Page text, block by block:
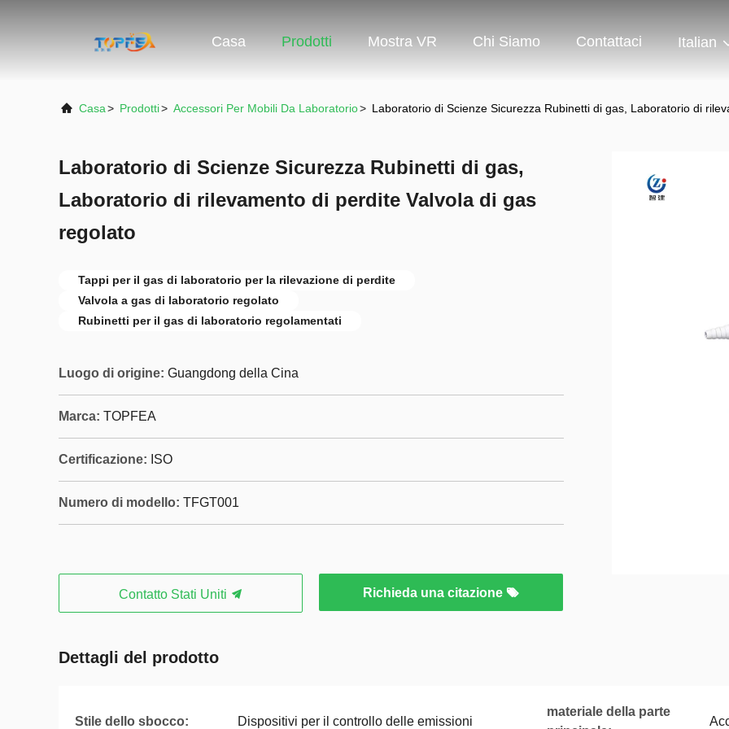
Casa Prodotti Mostra VR Chi Siamo Contattaci Italian
Casa> Prodotti> Accessori Per Mobili Da Laboratorio> Laboratorio di Scienze Sicurezza Rubinetti di gas, Laboratorio di
Laboratorio di Scienze Sicurezza Rubinetti di gas,
Laboratorio di rilevamento di perdite Valvola di gas
regolato
Tappi per il gas di laboratorio per la rilevazione di perdite
Valvola a gas di laboratorio regolato
Rubinetti per il gas di laboratorio regolamentati
Luogo di origine: Guangdong della Cina
Marca: TOPFEA
Certificazione: ISO
Numero di modello: TFGT001
Contatto Stati Uniti Richieda una citazione
Dettagli del prodotto
Stile dello sbocco: Dispositivi per il controllo delle emissioni
materiale della parte